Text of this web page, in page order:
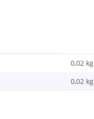
0,02 kg
0,02 kg